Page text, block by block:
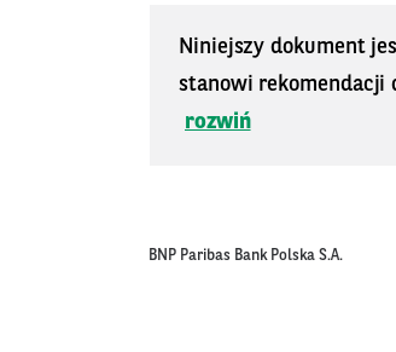
Niniejszy dokument
stanowi rekomendacji
rozwiń
BNP Paribas Bank Polska S.A.